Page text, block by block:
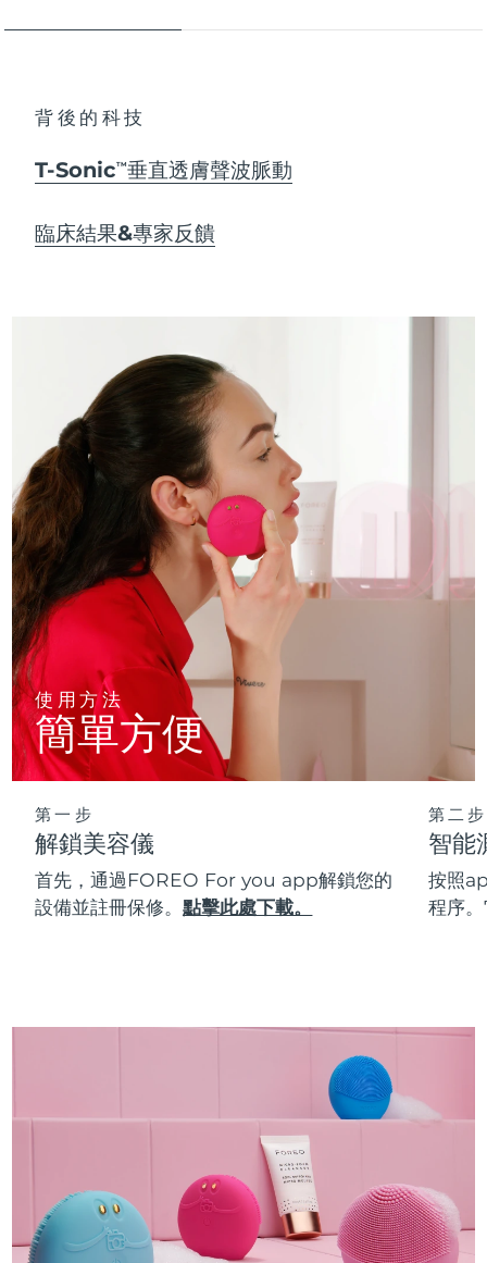
背後的科技
T-SonicTM 垂直透膚聲波脈動
臨床結果&專家反饋
使用方法
簡單方便
第一步
解鎖美容儀
首先，通過FOREO For you app解鎖您的
設備並註冊保修。點擊此處下載。
第二步
智能
按照
程序